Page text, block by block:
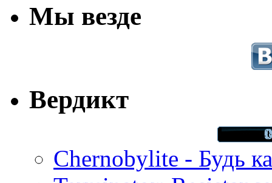
Мы везде
Вердикт
Chernobylite - Будь